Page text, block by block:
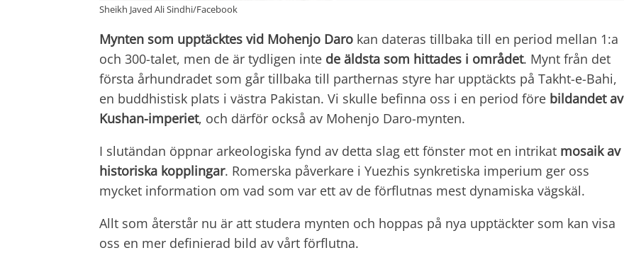
Sheikh Javed Ali Sindhi/Facebook
Mynten som upptäcktes vid Mohenjo Daro kan dateras tillbaka till en period mellan 1:a
och 300-talet, men de är tydligen inte de äldsta som hittades i området. Mynt från det
första århundradet som går tillbaka till parthernas styre har upptäckts på Takht-e-Bahi,
en buddhistisk plats i västra Pakistan. Vi skulle befinna oss i en period före bildandet av
Kushan-imperiet, och därför också av Mohenjo Daro-mynten.
I slutändan öppnar arkeologiska fynd av detta slag ett fönster mot en intrikat mosaik av
historiska kopplingar. Romerska påverkare i Yuezhis synkretiska imperium ger oss
mycket information om vad som var ett av de förflutnas mest dynamiska vägskäl.
Allt som återstår nu är att studera mynten och hoppas på nya upptäckter som kan visa
oss en mer definierad bild av vårt förflutna.